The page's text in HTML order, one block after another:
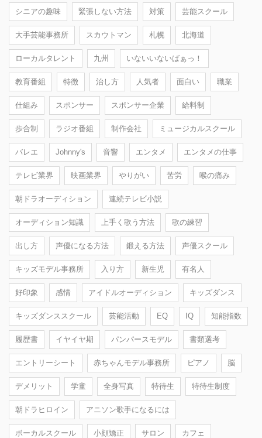
シニアの趣味 緊張しない方法 対策 芸能スクール
大手芸能事務所 スカウトマン 札幌 北海道
ローカルタレント 九州 いないいないばぁっ！
教育番組 特徴 治し方 人気者 面白い 職業
仕組み スポンサー スポンサー企業 給料制
歩合制 ラジオ番組 制作会社 ミュージカルスクール
バレエ Johnny's 音響 エンタメ エンタメの仕事
テレビ業界 映画業界 やりがい 苦労 喉の痛み
朝ドラオーディション 連続テレビ小説
オーディション知識 上手く歌う方法 歌の練習
出し方 声優になる方法 鍛える方法 声優スクール
キッズモデル事務所 入り方 新生児 有名人
好印象 感情 アイドルオーディション キッズダンス
キッズダンススクール 芸能活動 EQ IQ 知能指数
履歴書 イヤイヤ期 パンパースモデル 書類選考
エントリーシート 赤ちゃんモデル事務所 ピアノ 脳
デメリット 学童 全身写真 特待生 特待生制度
朝ドラヒロイン アニソン歌手になるには
ボーカルスクール 小顔矯正 サロン カフェ